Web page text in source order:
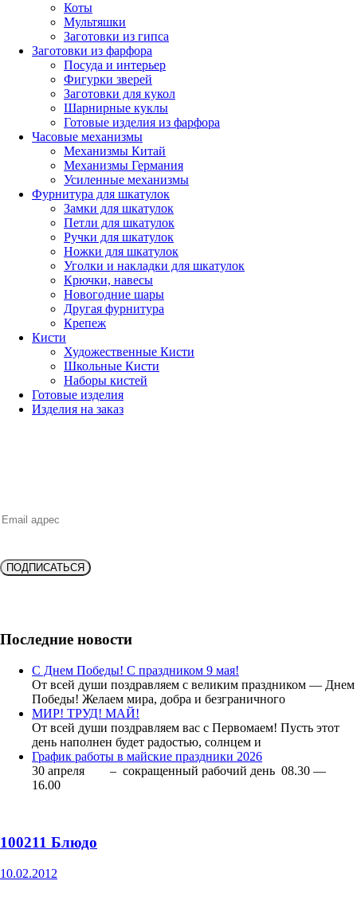
Коты
Мультяшки
Заготовки из гипса
Заготовки из фарфора
Посуда и интерьер
Фигурки зверей
Заготовки для кукол
Шарнирные куклы
Готовые изделия из фарфора
Часовые механизмы
Механизмы Китай
Механизмы Германия
Усиленные механизмы
Фурнитура для шкатулок
Замки для шкатулок
Петли для шкатулок
Ручки для шкатулок
Ножки для шкатулок
Уголки и накладки для шкатулок
Крючки, навесы
Новогодние шары
Другая фурнитура
Крепеж
Кисти
Художественные Кисти
Школьные Кисти
Наборы кистей
Готовые изделия
Изделия на заказ
ПОДПИСАТЬСЯ
Последние новости
С Днем Победы! С праздником 9 мая!
От всей души поздравляем с великим праздником — Днем
Победы! Желаем мира, добра и безграничного
МИР! ТРУД! МАЙ!
От всей души поздравляем вас с Первомаем! Пусть этот
день наполнен будет радостью, солнцем и
График работы в майские праздники 2026
30 апреля – сокращенный рабочий день 08.30 —
16.00
100211 Блюдо
10.02.2012